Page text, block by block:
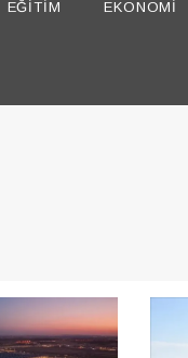
EĞITIM EKONOMI